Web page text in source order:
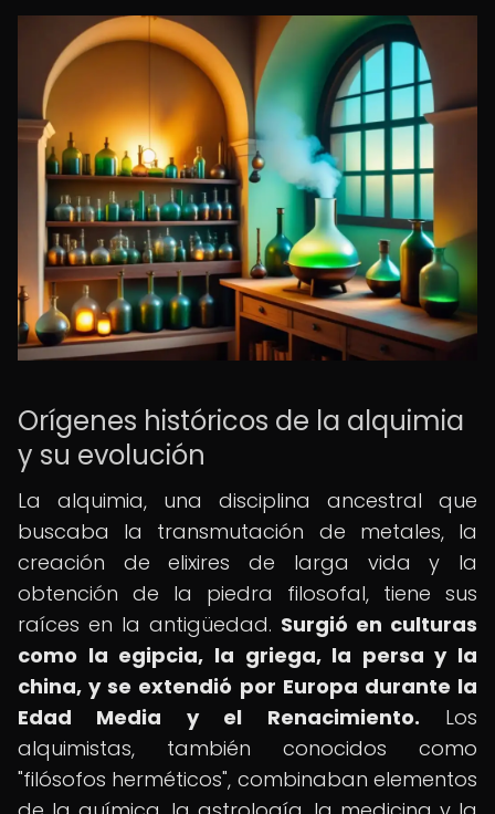
Orígenes históricos de la alquimia
y su evolución
La alquimia, una disciplina ancestral que
buscaba la transmutación de metales, la
creación de elixires de larga vida y la
obtención de la piedra filosofal, tiene sus
raíces en la antigüedad. Surgió en culturas
como la egipcia, la griega, la persa y la
china, y se extendió por Europa durante la
Edad Media y el Renacimiento. Los
alquimistas, también conocidos como
"filósofos herméticos", combinaban elementos